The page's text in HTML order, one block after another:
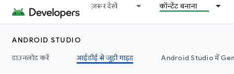
ज़रूर देखें कॉन्टेंट बनाना
ANDROID STUDIO
डाउनलोड करें
आईडीई से जुड़ी गाइड Android Studio में